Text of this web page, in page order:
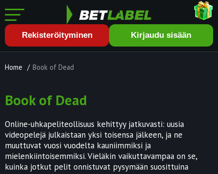
Rekisteröityminen Kirjaudu sisään
Home / Book of Dead
Book of Dead
Online-uhkapeliteollisuus kehittyy jatkuvasti: uusia
videopelejä julkaistaan yksi toisensa jälkeen, ja ne
muuttuvat vuosi vuodelta kauniimmiksi ja
mielenkiintoisemmiksi. Vieläkin vaikuttavampaa on se,
kuinka jotkut pelit onnistuvat pysymään suosittuina